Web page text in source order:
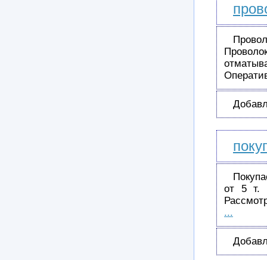
от 5 т.
...